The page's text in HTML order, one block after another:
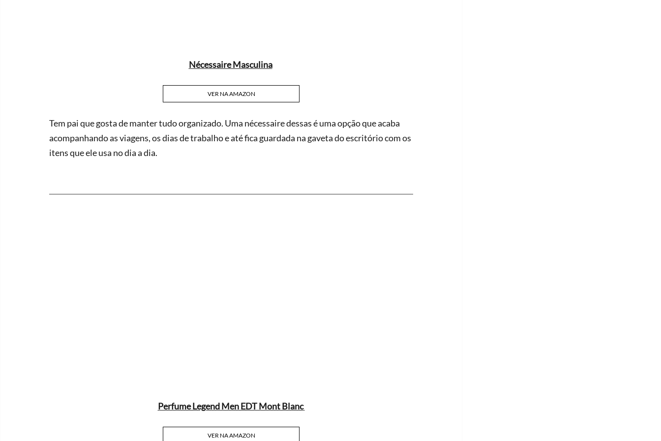
Nécessaire Masculina
VER NA AMAZON
Tem pai que gosta de manter tudo organizado. Uma nécessaire dessas é uma opção que acaba
acompanhando as viagens, os dias de trabalho e até fica guardada na gaveta do escritório com os
itens que ele usa no dia a dia.
Perfume Legend Men EDT Mont Blanc
VER NA AMAZON